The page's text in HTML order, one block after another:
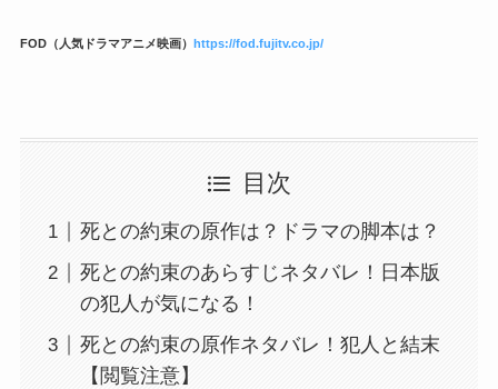
FOD（人気ドラマアニメ映画） https://fod.fujitv.co.jp/
目次
死との約束の原作は？ドラマの脚本は？
死との約束のあらすじネタバレ！日本版
の犯人が気になる！
死との約束の原作ネタバレ！犯人と結末
【閲覧注意】